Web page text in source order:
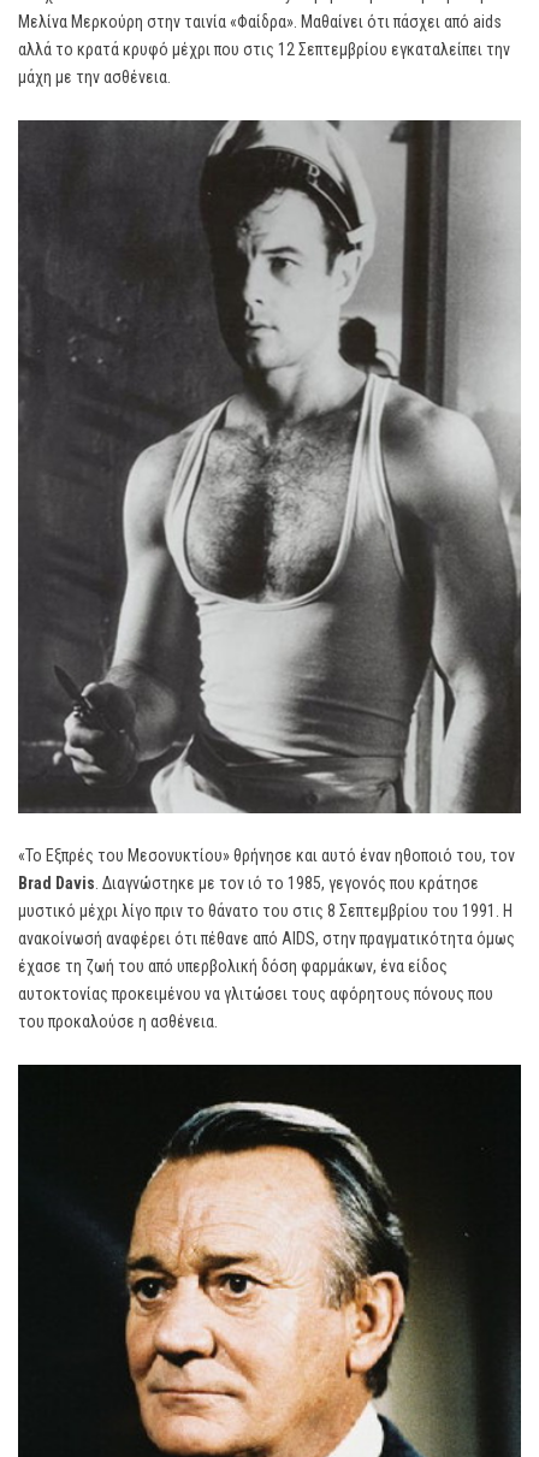
Μελίνα Μερκούρη στην ταινία «Φαίδρα». Μαθαίνει ότι πάσχει από aids
αλλά το κρατά κρυφό μέχρι που στις 12 Σεπτεμβρίου εγκαταλείπει την
μάχη με την ασθένεια.
«Το Εξπρές του Μεσονυκτίου» θρήνησε και αυτό έναν ηθοποιό του, τον
Brad Davis. Διαγνώστηκε με τον ιό το 1985, γεγονός που κράτησε
μυστικό μέχρι λίγο πριν το θάνατο του στις 8 Σεπτεμβρίου του 1991. Η
ανακοίνωσή αναφέρει ότι πέθανε από AIDS, στην πραγματικότητα όμως
έχασε τη ζωή του από υπερβολική δόση φαρμάκων, ένα είδος
αυτοκτονίας προκειμένου να γλιτώσει τους αφόρητους πόνους που
του προκαλούσε η ασθένεια.